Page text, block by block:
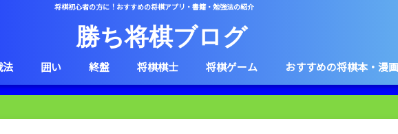
将棋初心者の方に！おすすめの将棋アプリ・書籍・勉強法の紹介
勝ち将棋ブログ
法 囲い 終盤 将棋棋士 将棋ゲーム おすすめの将棋本・漫画